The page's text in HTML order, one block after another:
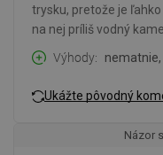
trysku, pretože je
na nej príliš vodný
Výhody
Ukážte pôvodný
Názor